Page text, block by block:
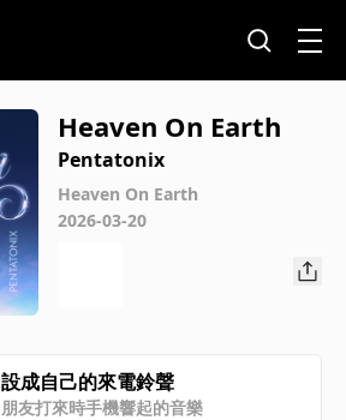
Heaven On Earth
Pentatonix
Heaven On Earth
2026-03-20
設成自己的來電鈴聲
朋友打來時手機響起的音樂